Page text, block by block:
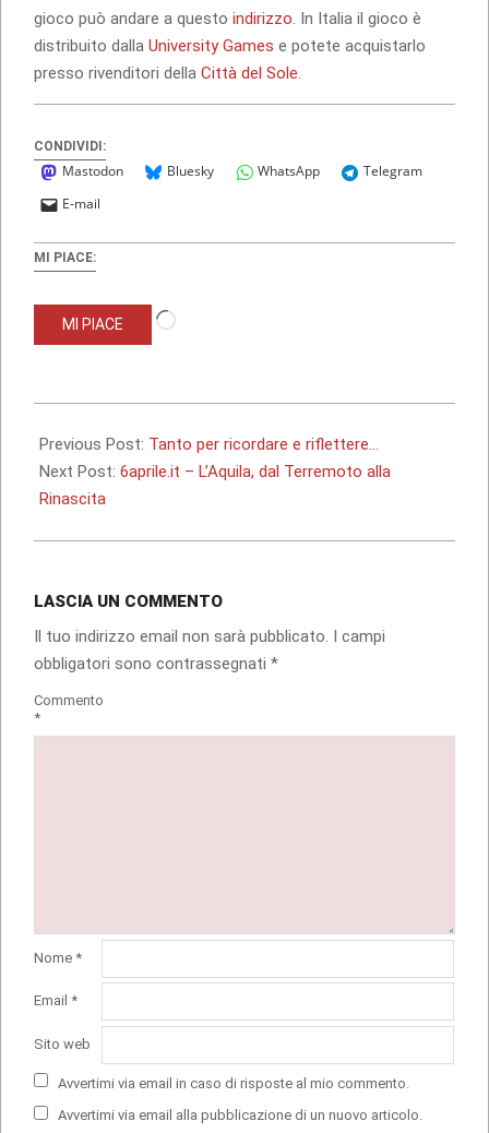
gioco può andare a questo indirizzo . In Italia il gioco è
distribuito dalla University Games e potete acquistarlo
presso rivenditori della Città del Sole
CONDIVIDI:
Mastodon Bluesky WhatsApp
Telegram
E-mail
MI PIACE:
MI PIACE
07-
26
Previous Post: Tanto per ricordare e riflettere…
Next Post: 6aprile.it – L’Aquila, dal Terremoto alla
Rinascita
LASCIA UN COMMENTO
Il tuo indirizzo email non sarà pubblicato. I campi
obbligatori sono contrassegnati *
Commento
*
Nome *
Email *
Sito web
Avvertimi via email in caso di risposte al mio commento.
Avvertimi via email alla pubblicazione di un nuovo articolo.